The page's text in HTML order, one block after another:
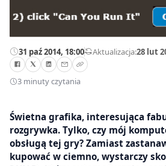
31 paź 2014, 18:00—Aktualizacja:28 lut
3 minuty czytania
Świetna grafika, interesująca
rozgrywka. Tylko, czy mój
obsługą tej gry? Zamiast
kupować w ciemno, wystarczy